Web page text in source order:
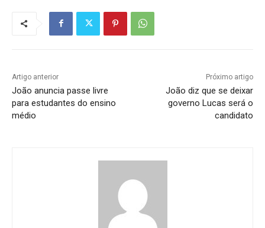
Artigo anterior
João anuncia passe livre
para estudantes do ensino
médio
Próximo artigo
João diz que se deixar
governo Lucas será o
candidato